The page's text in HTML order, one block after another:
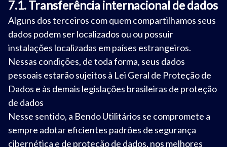
7.1. Transferência internacional de dados
Alguns dos terceiros com quem compartilhamos seus
dados podem ser localizados ou ou possuir
instalações localizadas em países estrangeiros.
Nessas condições, de toda forma, seus dados
pessoais estarão sujeitos à Lei Geral de Proteção de
Dados e às demais legislações brasileiras de proteção
de dados
Nesse sentido, a Bendo Utilitários se compromete a
sempre adotar eficientes padrões de segurança
cibernética e de proteção de dados, nos melhores